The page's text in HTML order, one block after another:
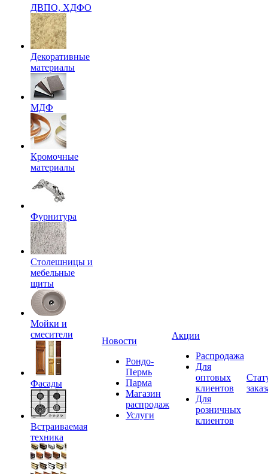
ДВПО, ХДФО
Декоративные
материалы
МДФ
Кромочные
материалы
Фурнитура
Столешницы и
мебельные
щиты
Мойки и
смесители
Фасады
Встраиваемая
техника
Новости
Рондо-
Пермь
Парма
Магазин
распродаж
Услуги
Акции
Распродажа
Для
оптовых
клиентов
Для
розничных
клиентов